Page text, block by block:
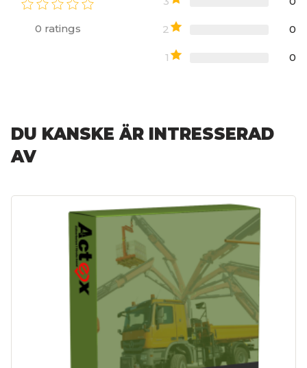
0 ratings 2 0
1 0
DU KANSKE ÄR INTRESSERAD
AV